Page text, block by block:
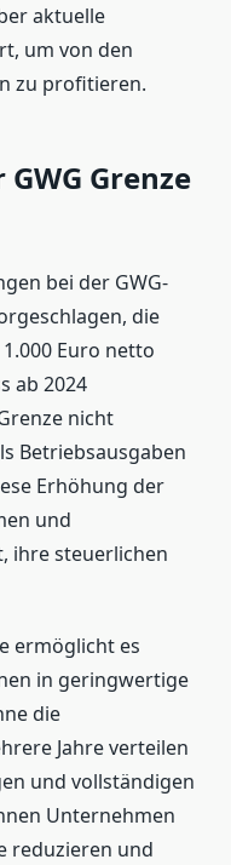
aktuelle
um von den
zu profitieren.
Grenze
bei der GWG-
die
Euro netto
ab 2024
nicht
Betriebsausgaben
Erhöhung der
und
ihre steuerlichen
ermöglicht es
in geringwertige
die
Jahre verteilen
und vollständigen
Unternehmen
reduzieren und